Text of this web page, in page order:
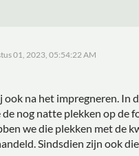
01, 2023, 05:54:22 AM
ook na het impregneren. In
de nog natte plekken op de
we die plekken met de
Sindsdien zijn ook